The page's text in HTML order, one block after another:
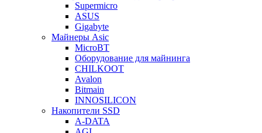
Supermicro
ASUS
Gigabyte
Майнеры Asic
MicroBT
Оборудование для майнинга
CHILKOOT
Avalon
Bitmain
INNOSILICON
Накопители SSD
A-DATA